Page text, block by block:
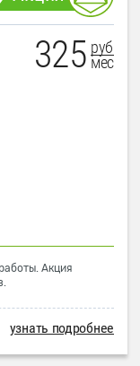
325 руб
мес
Акция
узнать подробнее